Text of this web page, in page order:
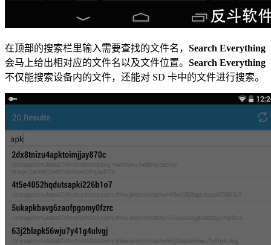
在顶部的搜索栏里输入需要查找的文件名， Search Everything
会马上给出相对应的文件名以及文件位置。 Search Everything
不仅能搜索设备内的文件，还能对 SD 卡中的文件进行搜索。